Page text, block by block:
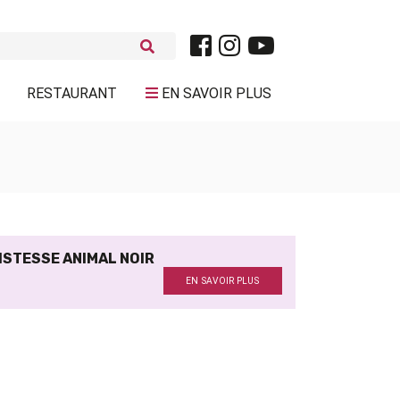
RESTAURANT EN SAVOIR PLUS
ANIMAL NOIR
EN SAVOIR PLUS